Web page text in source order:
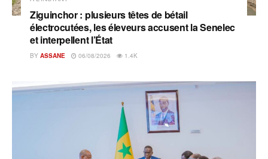
Ziguinchor : plusieurs têtes de bétail
électrocutées, les éleveurs accusent la Senelec
et interpellent l’État
BY ASSANE 06/08/2026 1.4K